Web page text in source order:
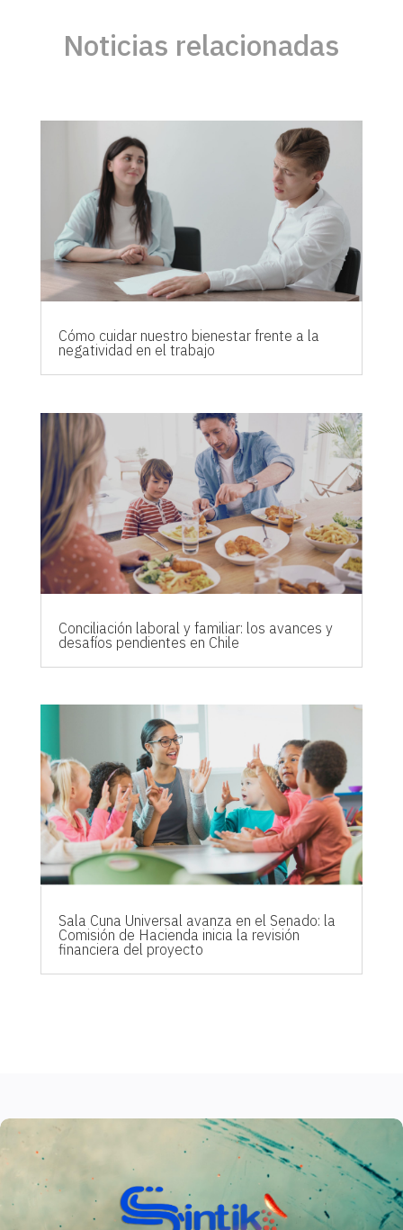
Noticias relacionadas
Cómo cuidar nuestro bienestar frente a la
negatividad en el trabajo
Conciliación laboral y familiar: los avances y
desafíos pendientes en Chile
Sala Cuna Universal avanza en el Senado: la
Comisión de Hacienda inicia la revisión
financiera del proyecto